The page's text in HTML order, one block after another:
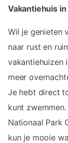
Vakantiehuis
Wil je genieten
naar rust en
vakantiehuizen
meer
Je hebt direct
kunt
Nationaal Park
kun je mooie